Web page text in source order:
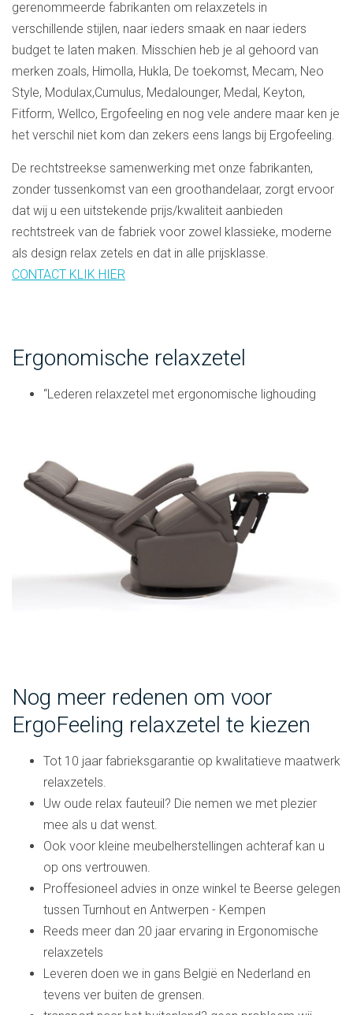
gerenommeerde fabrikanten om relaxzetels in
verschillende stijlen, naar ieders smaak en naar ieders
budget te laten maken. Misschien heb je al gehoord van
merken zoals, Himolla, Hukla, De toekomst, Mecam, Neo
Style, Modulax,Cumulus, Medalounger, Medal, Keyton,
Fitform, Wellco, Ergofeeling en nog vele andere maar ken je
het verschil niet kom dan zekers eens langs bij Ergofeeling.
De rechtstreekse samenwerking met onze fabrikanten,
zonder tussenkomst van een groothandelaar, zorgt ervoor
dat wij u een uitstekende prijs/kwaliteit aanbieden
rechtstreek van de fabriek voor zowel klassieke, moderne
als design relax zetels en dat in alle prijsklasse.
CONTACT KLIK HIER
Ergonomische relaxzetel
“Lederen relaxzetel met ergonomische lighouding
Nog meer redenen om voor
ErgoFeeling relaxzetel te kiezen
Tot 10 jaar fabrieksgarantie op kwalitatieve maatwerk
relaxzetels.
Uw oude relax fauteuil? Die nemen we met plezier
mee als u dat wenst.
Ook voor kleine meubelherstellingen achteraf kan u
op ons vertrouwen.
Proffesioneel advies in onze winkel te Beerse gelegen
tussen Turnhout en Antwerpen - Kempen
Reeds meer dan 20 jaar ervaring in Ergonomische
relaxzetels
Leveren doen we in gans België en Nederland en
tevens ver buiten de grensen.